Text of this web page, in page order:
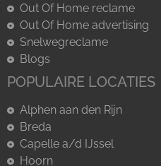
Out Of Home reclame
Out Of Home advertising
Snelwegreclame
Blogs
POPULAIRE LOCATIES
Alphen aan den Rijn
Breda
Capelle a/d IJssel
Hoorn